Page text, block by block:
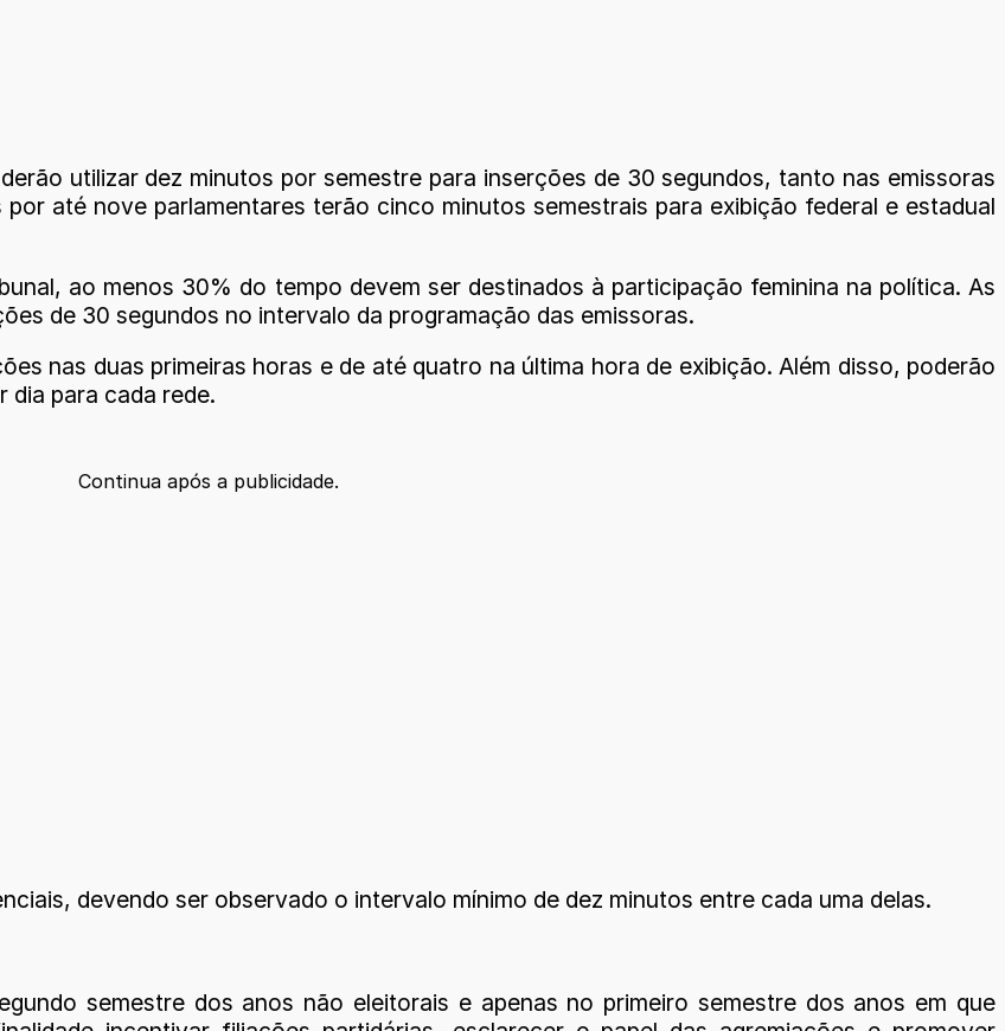
utilizar dez minutos por semestre para inserções de 30 segundos, tanto nas emissoras
até nove parlamentares terão cinco minutos semestrais para exibição federal e estadual
ao menos 30% do tempo devem ser destinados à participação feminina na política. As
de 30 segundos no intervalo da programação das emissoras.
nas duas primeiras horas e de até quatro na última hora de exibição. Além disso, poderão
dia para cada rede.
Continua após a publicidade.
devendo ser observado o intervalo mínimo de dez minutos entre cada uma delas.
semestre dos anos não eleitorais e apenas no primeiro semestre dos anos em que